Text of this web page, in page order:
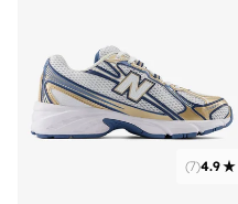
4.9
(
7
)